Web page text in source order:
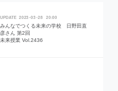
2023 03 28 20:00
みんなでつくる未来の学校 日野田直
彦さん 第2回
未来授業 Vol.2436